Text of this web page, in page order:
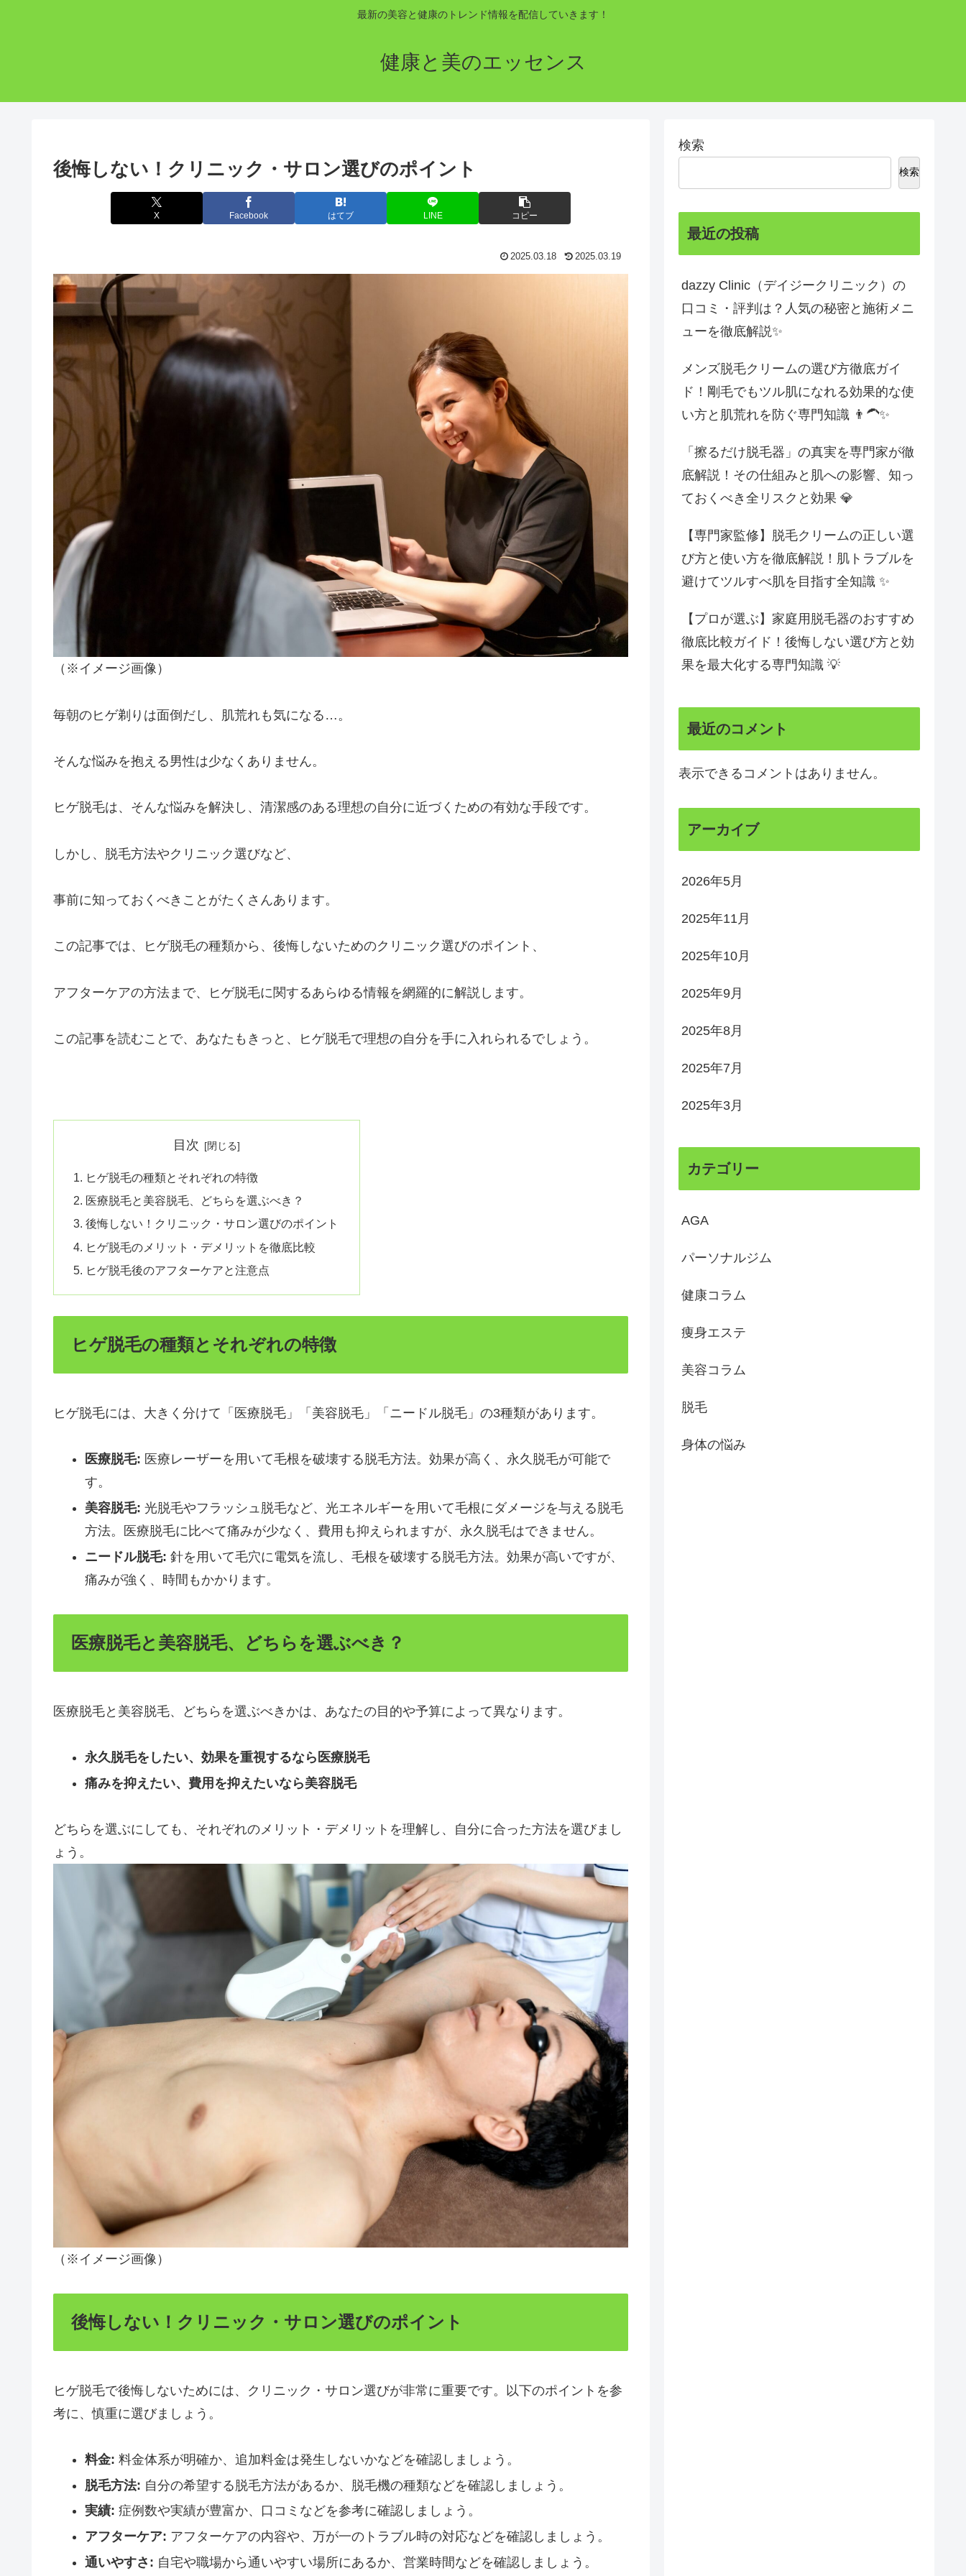
最新の美容と健康のトレンド情報を配信していきます！
健康と美のエッセンス
後悔しない！クリニック・サロン選びのポイント
X Facebook はてブ LINE コピー
2025.03.18 2025.03.19
（※イメージ画像）
毎朝のヒゲ剃りは面倒だし、肌荒れも気になる…。
そんな悩みを抱える男性は少なくありません。
ヒゲ脱毛は、そんな悩みを解決し、清潔感のある理想の自分に近づくための有効な手段です。
しかし、脱毛方法やクリニック選びなど、
事前に知っておくべきことがたくさんあります。
この記事では、ヒゲ脱毛の種類から、後悔しないためのクリニック選びのポイント、
アフターケアの方法まで、ヒゲ脱毛に関するあらゆる情報を網羅的に解説します。
この記事を読むことで、あなたもきっと、ヒゲ脱毛で理想の自分を手に入れられるでしょう。
目次
ヒゲ脱毛の種類とそれぞれの特徴
医療脱毛と美容脱毛、どちらを選ぶべき？
後悔しない！クリニック・サロン選びのポイント
ヒゲ脱毛のメリット・デメリットを徹底比較
ヒゲ脱毛後のアフターケアと注意点
ヒゲ脱毛の種類とそれぞれの特徴
ヒゲ脱毛には、大きく分けて「医療脱毛」「美容脱毛」「ニードル脱毛」の3種類があります。
医療脱毛: 医療レーザーを用いて毛根を破壊する脱毛方法。効果が高く、永久脱毛が可能で
す。
美容脱毛: 光脱毛やフラッシュ脱毛など、光エネルギーを用いて毛根にダメージを与える脱毛
方法。医療脱毛に比べて痛みが少なく、費用も抑えられますが、永久脱毛はできません。
ニードル脱毛: 針を用いて毛穴に電気を流し、毛根を破壊する脱毛方法。効果が高いですが、
痛みが強く、時間もかかります。
医療脱毛と美容脱毛、どちらを選ぶべき？
医療脱毛と美容脱毛、どちらを選ぶべきかは、あなたの目的や予算によって異なります。
永久脱毛をしたい、効果を重視するなら医療脱毛
痛みを抑えたい、費用を抑えたいなら美容脱毛
どちらを選ぶにしても、それぞれのメリット・デメリットを理解し、自分に合った方法を選びまし
ょう。
（※イメージ画像）
後悔しない！クリニック・サロン選びのポイント
ヒゲ脱毛で後悔しないためには、クリニック・サロン選びが非常に重要です。以下のポイントを参
考に、慎重に選びましょう。
料金: 料金体系が明確か、追加料金は発生しないかなどを確認しましょう。
脱毛方法: 自分の希望する脱毛方法があるか、脱毛機の種類などを確認しましょう。
実績: 症例数や実績が豊富か、口コミなどを参考に確認しましょう。
アフターケア: アフターケアの内容や、万が一のトラブル時の対応などを確認しましょう。
通いやすさ: 自宅や職場から通いやすい場所にあるか、営業時間などを確認しましょう。
検索
検索
最近の投稿
dazzy Clinic（デイジークリニック）の
口コミ・評判は？人気の秘密と施術メニ
ューを徹底解説✨
メンズ脱毛クリームの選び方徹底ガイ
ド！剛毛でもツル肌になれる効果的な使
い方と肌荒れを防ぐ専門知識 👨‍🦱✨
「擦るだけ脱毛器」の真実を専門家が徹
底解説！その仕組みと肌への影響、知っ
ておくべき全リスクと効果 💎
【専門家監修】脱毛クリームの正しい選
び方と使い方を徹底解説！肌トラブルを
避けてツルすべ肌を目指す全知識 ✨
【プロが選ぶ】家庭用脱毛器のおすすめ
徹底比較ガイド！後悔しない選び方と効
果を最大化する専門知識 💡
最近のコメント
表示できるコメントはありません。
アーカイブ
2026年5月
2025年11月
2025年10月
2025年9月
2025年8月
2025年7月
2025年3月
カテゴリー
AGA
パーソナルジム
健康コラム
痩身エステ
美容コラム
脱毛
身体の悩み